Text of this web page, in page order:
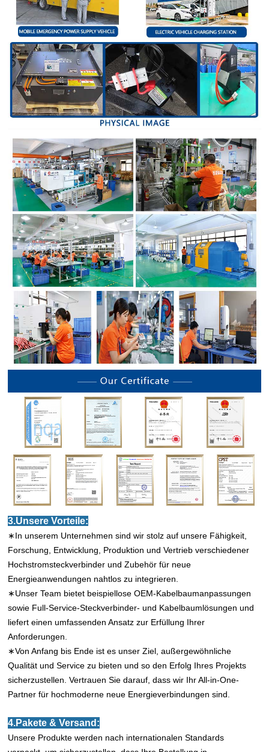
3.Unsere Vorteile:
∗In unserem Unternehmen sind wir stolz auf unsere Fähigkeit,
Forschung, Entwicklung, Produktion und Vertrieb verschiedener
Hochstromsteckverbinder und Zubehör für neue
Energieanwendungen nahtlos zu integrieren.
∗Unser Team bietet beispiellose OEM-Kabelbaumanpassungen
sowie Full-Service-Steckverbinder- und Kabelbaumlösungen und
liefert einen umfassenden Ansatz zur Erfüllung Ihrer
Anforderungen.
∗Von Anfang bis Ende ist es unser Ziel, außergewöhnliche
Qualität und Service zu bieten und so den Erfolg Ihres Projekts
sicherzustellen. Vertrauen Sie darauf, dass wir Ihr All-in-One-
Partner für hochmoderne neue Energieverbindungen sind.
4.Pakete & Versand:
Unsere Produkte werden nach internationalen Standards